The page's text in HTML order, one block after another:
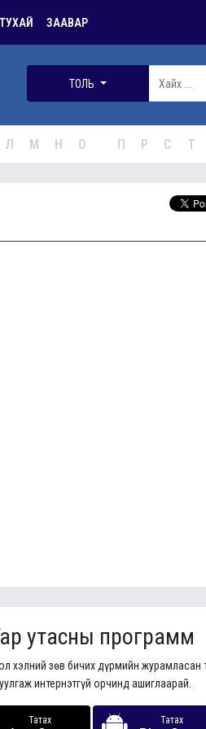
ЗААВАР
ТОЛЬ
Л М Н О П Р С Т
утасны программ
хэлний зөв бичих дүрмийн журамласан
интернэтгүй орчинд ашиглаарай.
Татах Татах